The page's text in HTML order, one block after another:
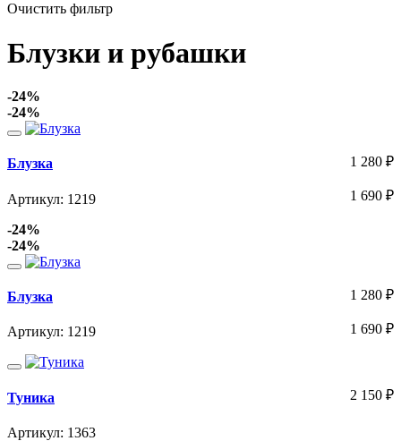
Очистить фильтр
Блузки и рубашки
-24%
-24%
Блузка
Артикул: 1219
1 280 ₽
1 690 ₽
-24%
-24%
Блузка
Артикул: 1219
1 280 ₽
1 690 ₽
Туника
Артикул: 1363
2 150 ₽